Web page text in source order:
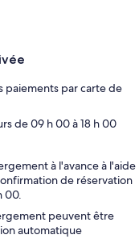
paiements par carte de
de 09 h 00 à 18 h 00
à l'avance à l'aide
de réservation
00.
peuvent être
automatique